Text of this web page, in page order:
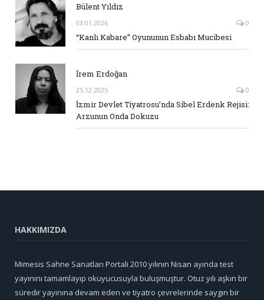
Bülent Yıldız
03.01.2026 0
“Kanlı Kabare” Oyununun Esbabı Mucibesi
İrem Erdoğan
25.12.2025 0
İzmir Devlet Tiyatrosu’nda Sibel Erdenk Rejisi:
Arzunun Onda Dokuzu
HAKKIMIZDA
Mimesis Sahne Sanatları Portali 2010 yılının Nisan ayında test
yayınını tamamlayıp okuyucusuyla buluşmuştur. Otuz yılı aşkın bir
süredir yayınına devam eden ve tiyatro çevrelerinde saygın bir